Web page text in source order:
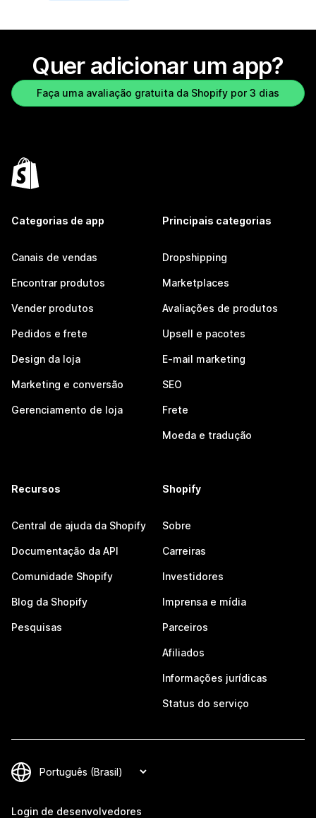
Quer adicionar um app?
Faça uma avaliação gratuita da Shopify por 3 dias
Categorias de app
Canais de vendas
Encontrar produtos
Vender produtos
Pedidos e frete
Design da loja
Marketing e conversão
Gerenciamento de loja
Principais categorias
Dropshipping
Marketplaces
Avaliações de produtos
Upsell e pacotes
E-mail marketing
SEO
Frete
Moeda e tradução
Recursos
Central de ajuda da Shopify
Documentação da API
Comunidade Shopify
Blog da Shopify
Pesquisas
Shopify
Sobre
Carreiras
Investidores
Imprensa e mídia
Parceiros
Afiliados
Informações jurídicas
Status do serviço
Login de desenvolvedores